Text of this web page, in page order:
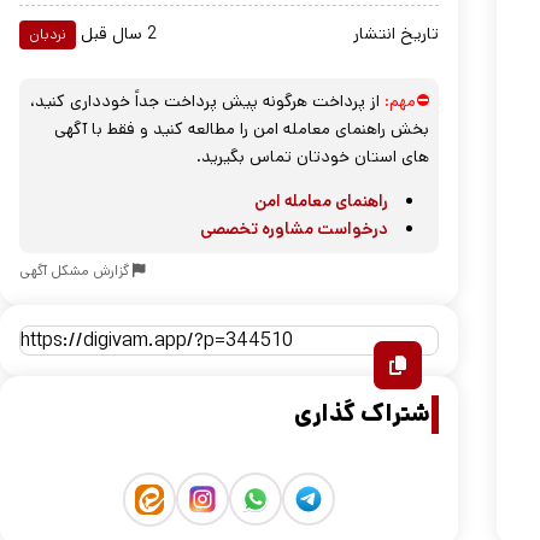
تاریخ انتشار 2 سال قبل نردبان
⛔مهم: از پرداخت هرگونه پیش پرداخت جداً خودداری کنید،
بخش راهنمای معامله امن را مطالعه کنید و فقط با آگهی
های استان خودتان تماس بگیرید.
راهنمای معامله امن
درخواست مشاوره تخصصی
گزارش مشکل آگهی
اشتراک گذاری